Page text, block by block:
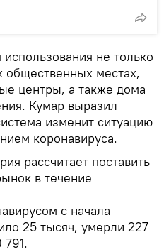
не только
общественных местах,
центры, а также дома
Кумар выразил
изменит ситуацию
коронавируса.
рассчитает поставить
в течение
с начала
25 тысяч, умерли 227
791.